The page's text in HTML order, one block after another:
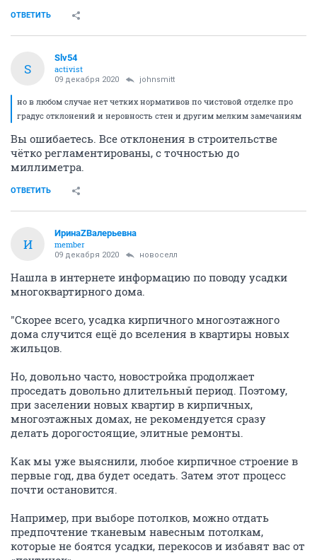
ОТВЕТИТЬ
S
Slv54
activist
09 декабря 2020 johnsmitt
но в любом случае нет четких нормативов по чистовой отделке про
градус отклонений и неровность стен и другим мелким замечаниям
Вы ошибаетесь. Все отклонения в строительстве
чётко регламентированы, с точностью до
миллиметра.
ОТВЕТИТЬ
И
ИринаZВалерьевна
member
09 декабря 2020 новоселл
Нашла в интернете информацию по поводу усадки
многоквартирного дома.
"Скорее всего, усадка кирпичного многоэтажного
дома случится ещё до вселения в квартиры новых
жильцов.
Но, довольно часто, новостройка продолжает
проседать довольно длительный период. Поэтому,
при заселении новых квартир в кирпичных,
многоэтажных домах, не рекомендуется сразу
делать дорогостоящие, элитные ремонты.
Как мы уже выяснили, любое кирпичное строение в
первые год, два будет оседать. Затем этот процесс
почти остановится.
Например, при выборе потолков, можно отдать
предпочтение тканевым навесным потолкам,
которые не боятся усадки, перекосов и избавят вас от